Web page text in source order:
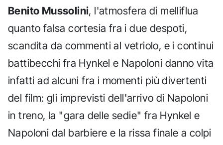
Benito Mussolini, l'atmosfera di melliflua
quanto falsa cortesia fra i due despoti,
scandita da commenti al vetriolo, e i continui
battibecchi fra Hynkel e Napoloni danno vita
infatti ad alcuni fra i momenti più divertenti
del film: gli imprevisti dell'arrivo di Napoloni
in treno, la "gara delle sedie" fra Hynkel e
Napoloni dal barbiere e la rissa finale a colpi